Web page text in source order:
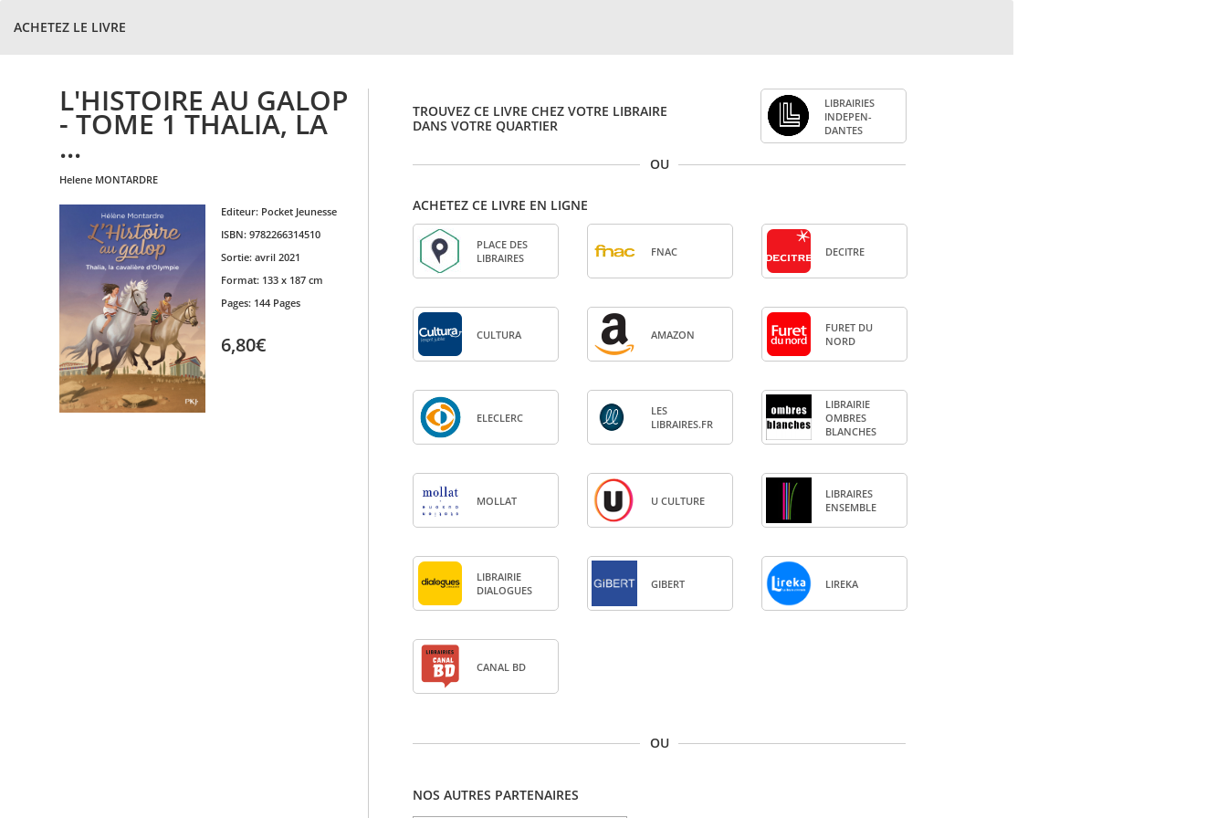
ACHETEZ LE LIVRE
L'HISTOIRE AU GALOP
- TOME 1 THALIA, LA
...
helene MONTARDRE
Editeur: Pocket Jeunesse
ISBN: 9782266314510
Sortie: avril 2021
Format: 133 x 187 cm
Pages: 144 Pages
6,80€
TROUVEZ CE LIVRE CHEZ VOTRE LIBRAIRE
DANS VOTRE QUARTIER
LIBRAI­RIES
INDE­PEN­
DANTES
OU
ACHETEZ CE LIVRE EN LIGNE
PLACE DES
LIBRAIRES
FNAC DECITRE
CULTURA AMA­ZON
FURET DU
NORD
ELE­CLERC
LES
LIBRAIRES.FR
LIBRAI­RIE
OMBRES
BLANCHES
MOL­LAT U CULTURE
LIBRAIRES
ENSEMBLE
LIBRAI­RIE
DIA­LOGUES
GIBERT LIREKA
CANAL BD
OU
NOS AUTRES PARTENAIRES